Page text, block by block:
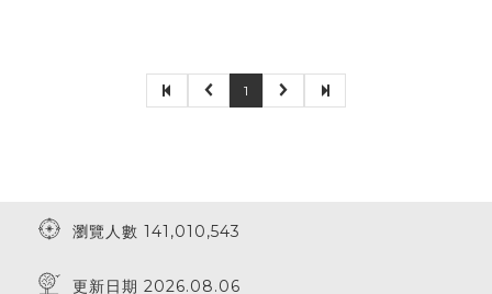
1
瀏覽人數 141,010,543
更新日期 2026.08.06